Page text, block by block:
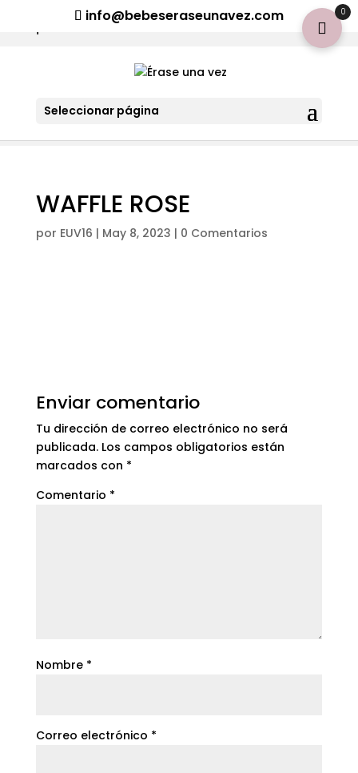
¡Aviso importante para tod@s! Si necesitan más información
info@bebeseraseunavez.com
Seleccionar página
WAFFLE ROSE
por EUV16 | May 8, 2023 | 0 Comentarios
Enviar comentario
Tu dirección de correo electrónico no será
publicada. Los campos obligatorios están
marcados con *
Comentario *
Nombre *
Correo electrónico *
0